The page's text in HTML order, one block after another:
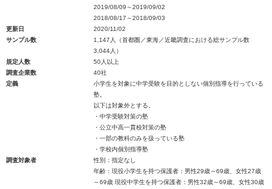
2019/08/09～2019/09/02
2018/08/17～2018/09/03
更新日
2020/11/02
サンプル数
1,147人（首都圏／東海／近畿調査における総サンプル数
3,044人）
規定人数
50人以上
調査企業数
40社
定義
小学生を対象に中学受験を目的としない個別指導を行っている
塾。
以下は対象外とする。
・中学受験対策の塾
・公立中高一貫校対策の塾
・一部の教科のみを扱っている塾
・学校内個別指導塾
調査対象者
性別：指定なし
年齢：現役小学生を持つ保護者：男性29歳～69歳、女性27歳
～69歳 現役中学生を持つ保護者：男性32歳～69歳、女性30歳